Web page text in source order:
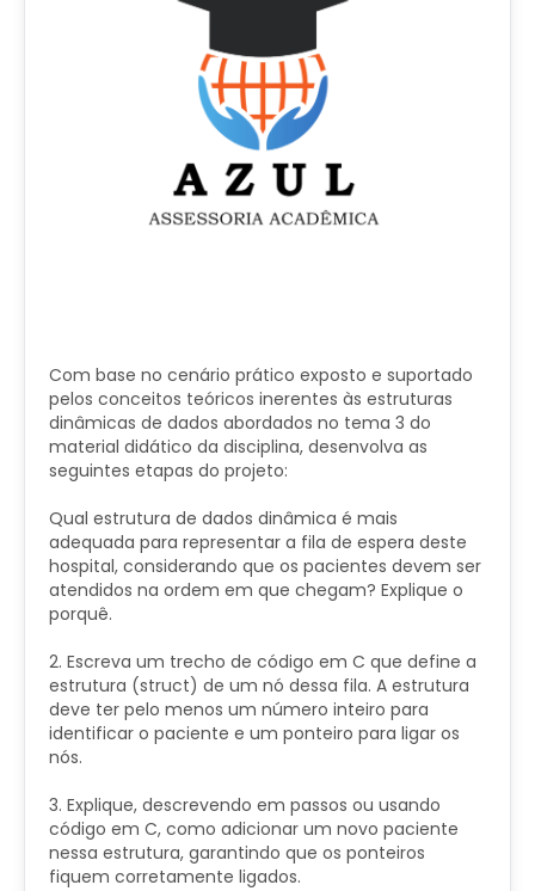
Com base no cenário prático exposto e suportado
pelos conceitos teóricos inerentes às estruturas
dinâmicas de dados abordados no tema 3 do
material didático da disciplina, desenvolva as
seguintes etapas do projeto:
Qual estrutura de dados dinâmica é mais
adequada para representar a fila de espera deste
hospital, considerando que os pacientes devem ser
atendidos na ordem em que chegam? Explique o
porquê.
2. Escreva um trecho de código em C que define a
estrutura (struct) de um nó dessa fila. A estrutura
deve ter pelo menos um número inteiro para
identificar o paciente e um ponteiro para ligar os
nós.
3. Explique, descrevendo em passos ou usando
código em C, como adicionar um novo paciente
nessa estrutura, garantindo que os ponteiros
fiquem corretamente ligados.​